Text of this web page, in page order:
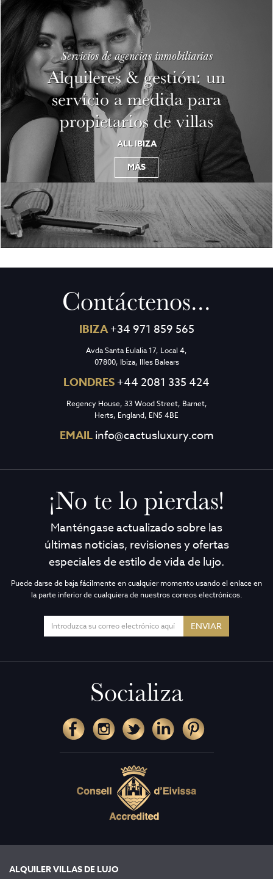
Servicios de agencias inmobiliarias
Alquileres & gestión: un
servicio a medida para
propietarios de villas
ALL IBIZA
MÁS
Contáctenos...
IBIZA +34 971 859 565
Avda Santa Eulalia 17, Local 4,
07800, Ibiza, Illes Balears
LONDRES+44 2081 335 424
Regency House, 33 Wood Street, Barnet,
Herts, England, EN5 4BE
EMAIL info@cactusluxury.com
¡No te lo pierdas!
Manténgase actualizado sobre las
últimas noticias, revisiones y ofertas
especiales de estilo de vida de lujo.
Puede darse de baja fácilmente en cualquier momento usando el enlace en
la parte inferior de cualquiera de nuestros correos electrónicos.
ENVIAR
Socializa
ALQUILER VILLAS DE LUJO